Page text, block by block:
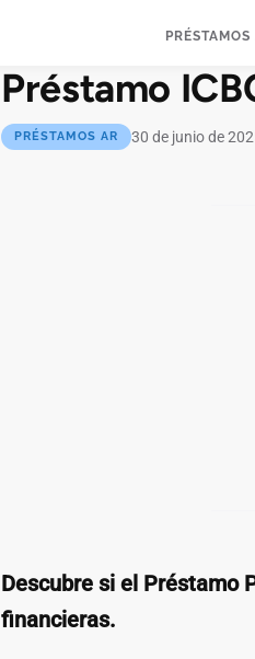
PRÉSTAMOS
Préstamo
PRÉSTAMOS AR 30 de junio de
Descubre si el Préstamo
financieras.